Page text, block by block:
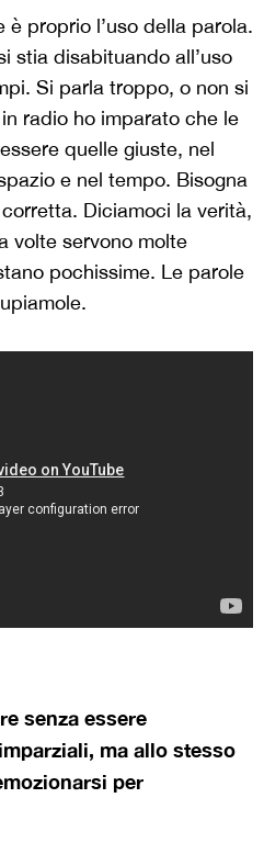
proprio l’uso della parola.
stia disabituando all’uso
Si parla troppo, o non si
radio ho imparato che le
quelle giuste, nel
e nel tempo. Bisogna
Diciamoci la verità,
volte servono molte
pochissime. Le parole
senza essere
ma allo stesso
per